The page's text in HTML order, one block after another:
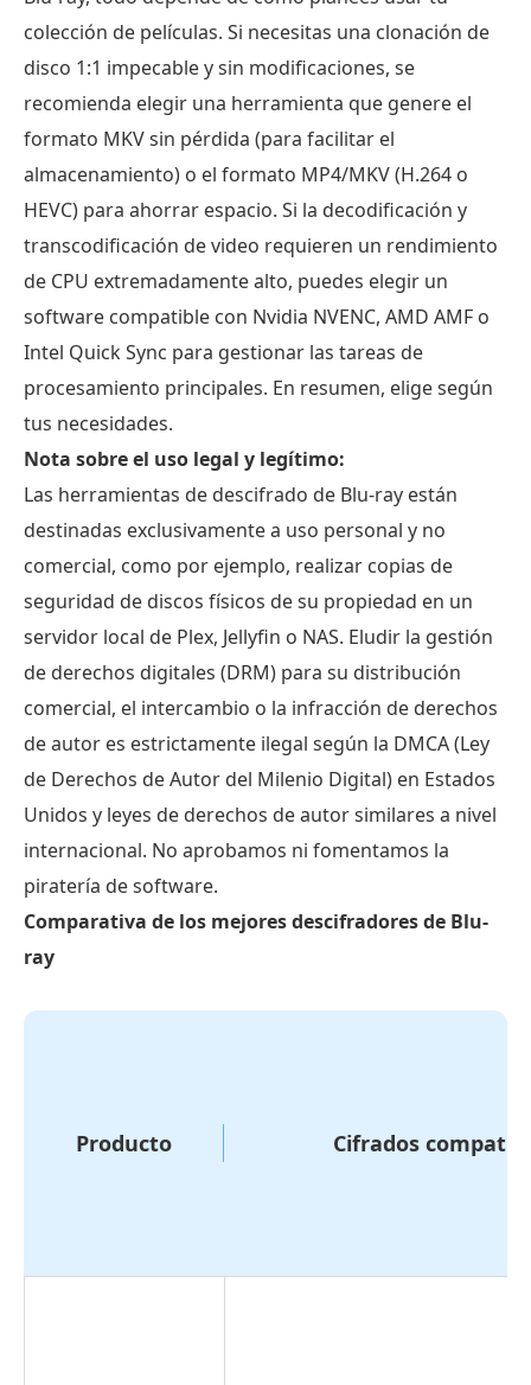
colección de películas. Si necesitas una clonación de
disco 1:1 impecable y sin modificaciones, se
recomienda elegir una herramienta que genere el
formato MKV sin pérdida (para facilitar el
almacenamiento) o el formato MP4/MKV (H.264 o
HEVC) para ahorrar espacio. Si la decodificación y
transcodificación de video requieren un rendimiento
de CPU extremadamente alto, puedes elegir un
software compatible con Nvidia NVENC, AMD AMF o
Intel Quick Sync para gestionar las tareas de
procesamiento principales. En resumen, elige según
tus necesidades.
Nota sobre el uso legal y legítimo:
Las herramientas de descifrado de Blu-ray están
destinadas exclusivamente a uso personal y no
comercial, como por ejemplo, realizar copias de
seguridad de discos físicos de su propiedad en un
servidor local de Plex, Jellyfin o NAS. Eludir la gestión
de derechos digitales (DRM) para su distribución
comercial, el intercambio o la infracción de derechos
de autor es estrictamente ilegal según la DMCA (Ley
de Derechos de Autor del Milenio Digital) en Estados
Unidos y leyes de derechos de autor similares a nivel
internacional. No aprobamos ni fomentamos la
piratería de software.
Comparativa de los mejores descifradores de Blu-
ray
Producto Cifrados